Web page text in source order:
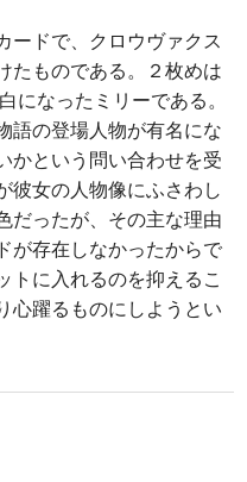
ドで、クロウヴァクス
たものである。２枚めは
になったミリーである。
語の登場人物が有名にな
かという問い合わせを受
彼女の人物像にふさわし
だったが、その主な理由
が存在しなかったからで
トに入れるのを抑えるこ
心躍るものにしようとい